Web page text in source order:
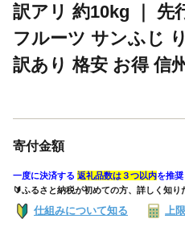
訳アリ 約10kg ｜ 先
フルーツ サンふじ
訳あり 格安 お得 信
寄付金額
一度に決済する 返礼品数は３つ以内を推奨
🔰ふるさと納税が初めての方、詳しく知り
仕組みについて知る 上